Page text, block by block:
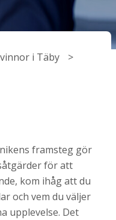
i Täby
framsteg gör
för att
kom ihåg att du
och vem du väljer
upplevelse. Det